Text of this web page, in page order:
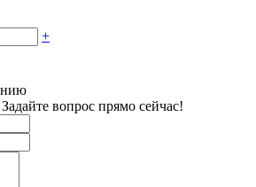
+
вопрос прямо сейчас!